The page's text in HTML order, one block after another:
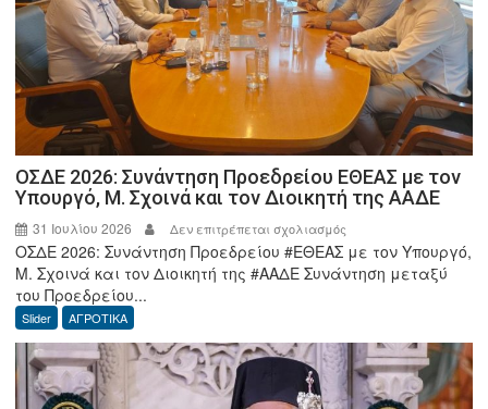
προστατεύει.
ΟΣΔΕ 2026: Συνάντηση Προεδρείου ΕΘΕΑΣ με τον
Υπουργό, Μ. Σχοινά και τον Διοικητή της ΑΑΔΕ
31 Ιουλίου 2026 Δεν επιτρέπεται σχολιασμός
ΟΣΔΕ
2026:
ΕΘΕΑΣ
με
τον
ΟΣΔΕ 2026: Συνάντηση Προεδρείου #ΕΘΕΑΣ με τον Υπουργό,
Μ. Σχοινά και τον Διοικητή της #ΑΑΔΕ Συνάντηση μεταξύ
του Προεδρείου...
Slider ΑΓΡΟΤΙΚΑ